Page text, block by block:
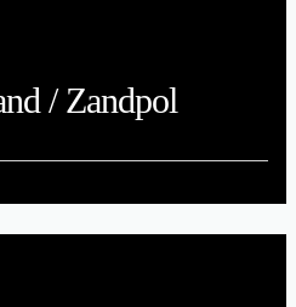
/ Zandpol